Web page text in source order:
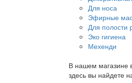
Для носа
Эфирные
Для полости
Эко гигиена
Мехенди
В нашем магазине
здесь вы найдете